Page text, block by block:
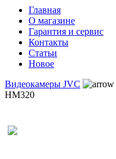
Главная
О магазине
Гарантия и сервис
Контакты
Статьи
Новое
Видеокамеры JVC
HM320